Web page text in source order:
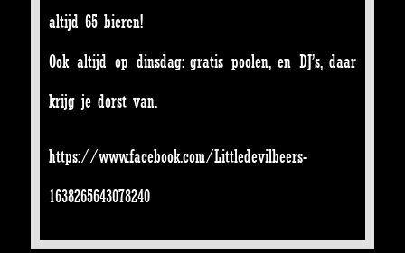
altijd 65 bieren!
Ook altijd op dinsdag: gratis poolen, en DJ’s, daar
krijg je dorst van.
https://www.facebook.com/Littledevilbeers-
1638265643078240